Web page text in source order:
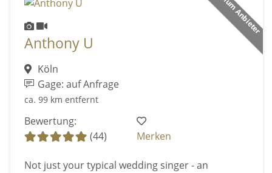
Anthony U
Köln
Gage: auf Anfrage
ca. 99 km entfernt
Bewertung:
(44)
Merken
Not just your typical wedding singer - an